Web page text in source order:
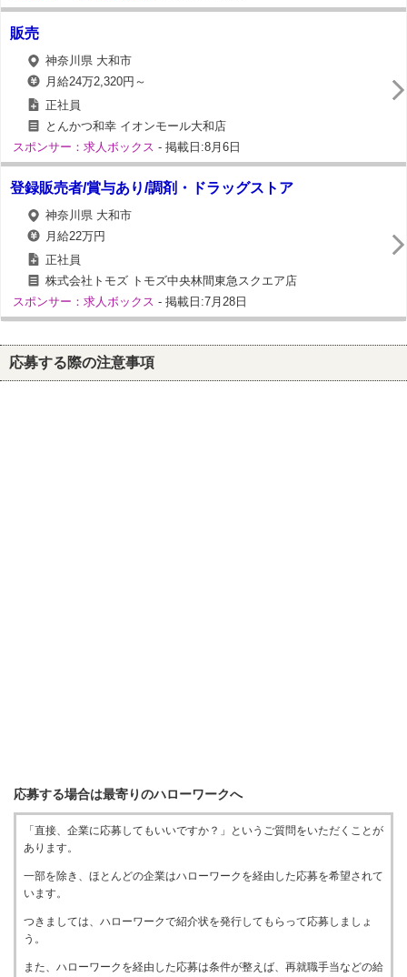
販売
神奈川県 大和市
月給24万2,320円～
正社員
とんかつ和幸 イオンモール大和店
スポンサー：求人ボックス - 掲載日:8月6日
登録販売者/賞与あり/調剤・ドラッグストア
神奈川県 大和市
月給22万円
正社員
株式会社トモズ トモズ中央林間東急スクエア店
スポンサー：求人ボックス - 掲載日:7月28日
応募する際の注意事項
応募する場合は最寄りのハローワークへ
「直接、企業に応募してもいいですか？」というご質問をいただくことが
あります。
一部を除き、ほとんどの企業はハローワークを経由した応募を希望されて
います。
つきましては、ハローワークで紹介状を発行してもらって応募しましょ
う。
また、ハローワークを経由した応募は条件が整えば、再就職手当などの給